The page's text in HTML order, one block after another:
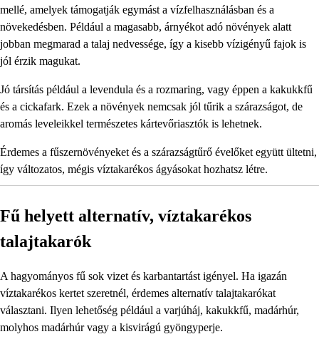
mellé, amelyek támogatják egymást a vízfelhasználásban és a
növekedésben. Például a magasabb, árnyékot adó növények alatt
jobban megmarad a talaj nedvessége, így a kisebb vízigényű fajok is
jól érzik magukat.
Jó társítás például a levendula és a rozmaring, vagy éppen a kakukkfű
és a cickafark. Ezek a növények nemcsak jól tűrik a szárazságot, de
aromás leveleikkel természetes kártevőriasztók is lehetnek.
Érdemes a fűszernövényeket és a szárazságtűrő évelőket együtt ültetni,
így változatos, mégis víztakarékos ágyásokat hozhatsz létre.
Fű helyett alternatív, víztakarékos
talajtakarók
A hagyományos fű sok vizet és karbantartást igényel. Ha igazán
víztakarékos kertet szeretnél, érdemes alternatív talajtakarókat
választani. Ilyen lehetőség például a varjúháj, kakukkfű, madárhúr,
molyhos madárhúr vagy a kisvirágú gyöngyperje.